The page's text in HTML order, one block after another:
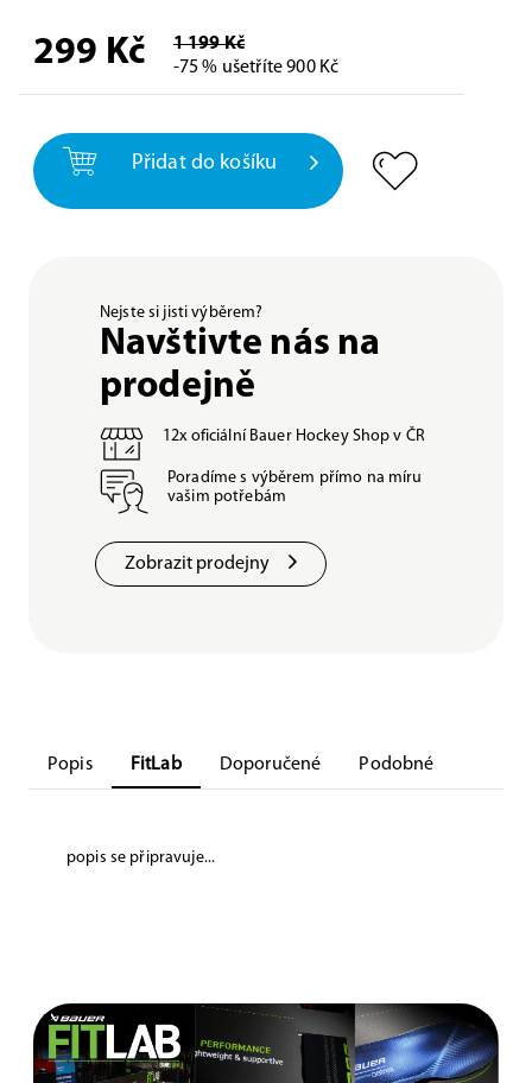
299 Kč
1 199 Kč
-75 % ušetříte 900 Kč
Přidat do košíku
Nejste si jisti výběrem?
Navštivte nás na
prodejně
12x oficiální Bauer Hockey Shop v ČR
Poradíme s výběrem přímo na míru
vašim potřebám
Zobrazit prodejny
Popis FitLab Doporučené Podobné
popis se připravuje...